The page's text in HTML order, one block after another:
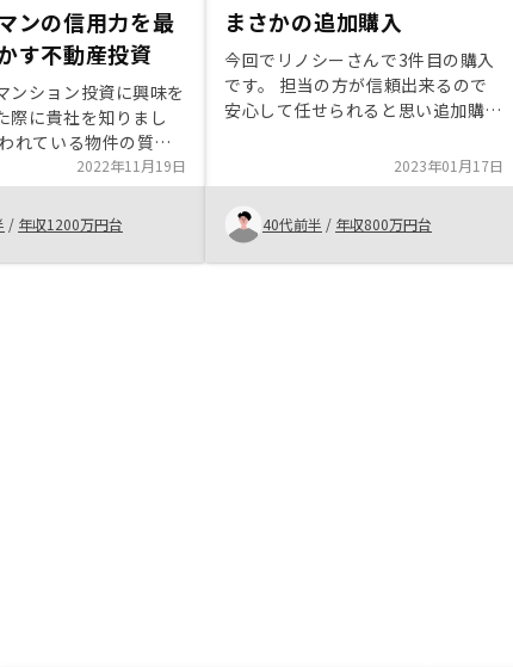
ンの信用力を最
す不動産投資
ンション投資に興味を
際に貴社を知りまし
れている物件の質の
制の先進性や
ト券のプレゼントも
ました。 担当頂いて
坂本様の迅速なフォロ
も信頼しています。定
2022年11月19日
/ 年収1200万円台
まさかの追加購入
今回でリノシーさんで3件目の購入
です。 担当の方が信頼出来るので
安心して任せられると思い追加購入
ねて地方の物件を購入しました。
神戸には特に興味はありませんでし
たし、過去の震災のことも考えると
避けたい場所と思っていましたが
色々とサポートされ問題がない土地
2023年01月17日
40代前半 / 年収800万円台